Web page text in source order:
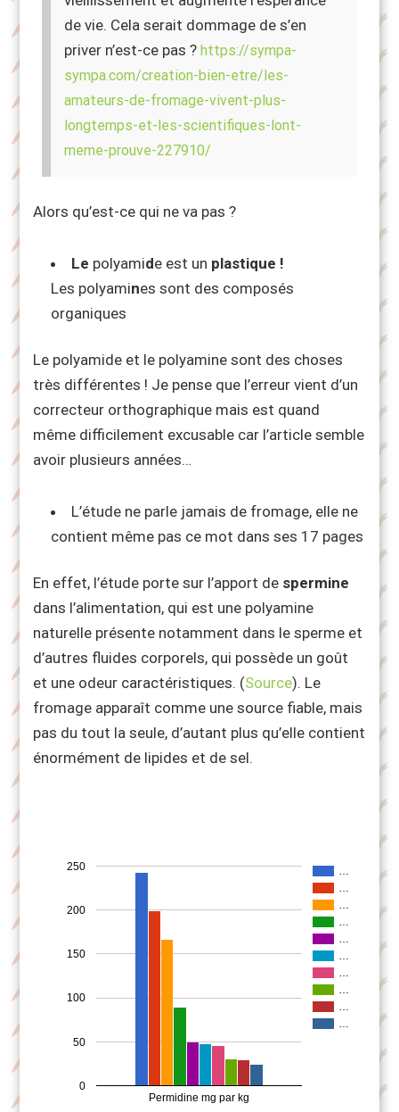
de vie. Cela serait dommage de s’en
priver n’est-ce pas ?https://sympa-
sympa.com/creation-bien-etre/les-
amateurs-de-fromage-vivent-plus-
longtemps-et-les-scientifiques-lont-
meme-prouve-227910/
Alors qu’est-ce qui ne va pas ?
Le polyamide est un plastique !
Les polyamines sont des composés
organiques
Le polyamide et le polyamine sont des choses
très différentes ! Je pense que l’erreur vient d’un
correcteur orthographique mais est quand
même difficilement excusable car l’article semble
avoir plusieurs années…
L’étude ne parle jamais de fromage, elle ne
contient même pas ce mot dans ses 17 pages
En effet, l’étude porte sur l’apport de spermine
dans l’alimentation, qui est une polyamine
naturelle présente notamment dans le sperme et
d’autres fluides corporels, qui possède un goût
et une odeur caractéristiques. (Source). Le
fromage apparaît comme une source fiable, mais
pas du tout la seule, d’autant plus qu’elle contient
énormément de lipides et de sel.
…
…
…
…
…
…
…
…
…
…
Permidine mg par kg
0
50
100
150
200
250